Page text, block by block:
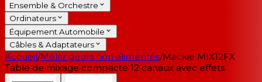
Ensemble & Orchestre
Ordinateurs
Équipement Automobile
Câbles & Adaptateurs
Accueil/Mélangeurs non alimentés/Mackie MIX12FX
Table de mixage compacte 12 canaux avec effets